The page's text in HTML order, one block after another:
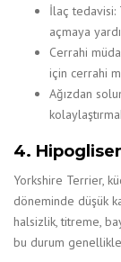
İlaç tedavisi:
açmaya
Cerrahi
için cerrahi
Ağızdan
4.
Yorkshire Terrier,
döneminde düşük
halsizlik, titreme,
bu durum